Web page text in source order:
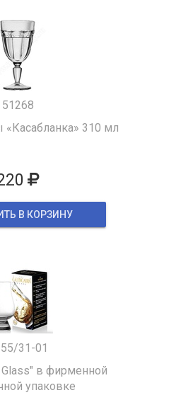
51268
310 мл
В КОРЗИНУ
31-01
Glass" в фирменной
упаковке